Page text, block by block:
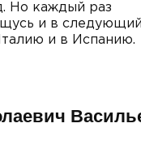
Но каждый раз
и в следующий
и в Испанию.